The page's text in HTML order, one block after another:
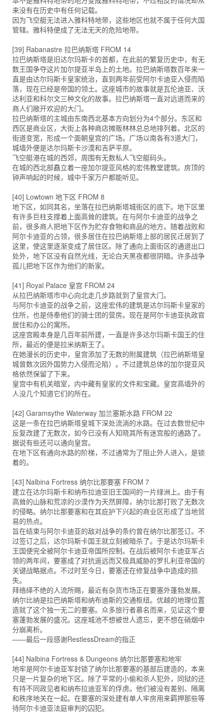
来没有在历史中有任何记载。
因为飞空艇无法进入雅科特地带，这些地区也就不属于任何大国
管辖。雅科特便成了无法无天的危险地带。
[39] Rabanastre 拉巴纳斯塔 FROM 14
拉巴纳斯塔是旧达尔玛斯卡的首都，在此前的繁复历史中，有无
数王国争夺这片加尔提亚半岛上的土地。拉巴纳斯塔数百年来一
直是由达尔玛斯卡皇家统治，直到两年前受阿尔卡迪亚入侵而陷
落，现在已经是帝国的领土。这座城市的故事就是瓦伦迪亚、沃
达利亚和科尔文三种文化的故事。拉巴纳斯塔一直对远道而来的
商人们敞开欢迎的大门。
拉巴纳斯塔的主城由东南西北基本方向划分为4个部分。东区和
西区是商业区，大街上各种商店摊贩林林总总地排列着。北区的
街道变宽，形成一个面朝皇宫的广场。广场以南各有3道大门，
城墙外便是达尔玛斯卡沙漠和吉萨平原。
飞空艇港在城的西郊，周围有无数私人飞空艇码头。
在城的西北部矗立着一座加尔提亚风格的宏伟教堂建筑。房顶的
钟声响起的时候，城中千家万户都能听见。
[40] Lowtown 地下区 FROM 8
地下区，如同其名，坐落在拉巴纳斯塔城街区的底下。地下区里
有许多巨柱支撑着上面高耸的建筑。在与阿尔卡迪亚的战争之
前，很多商人把地下区作为贮存食物和商品的地方。随着战败和
阿尔卡迪亚的占领，很多居住在拉巴纳斯塔上部的居民迁居到了
这里，使这里逐渐变成了居住区。除了通向上面街区的通道出口
处外，地下区没有自然光线，无论白天黑夜都很阴暗。许多战争
孤儿把地下区作为他们的新家。
[41] Royal Palace 皇宫 FROM 24
从拉巴纳斯塔市中心向北走几步路就到了皇宫大门。
与阿尔卡迪亚的战争之前，这座宏伟的建筑是达尔玛斯卡皇家的
住所，也是侍奉他们的骑士团的营房。现在是阿尔卡迪亚执政官
居住和办公的寓所。
这座宫殿本身是几百年前所建，一直是许多达尔玛斯卡国王的住
所，最近的便是拉米纳斯王了。
在她漫长的历史中，皇宫添加了无数的附属建筑（拉巴纳斯塔皇
城曾数次因外国势力入侵而沦陷）。不过建筑总体的加尔提亚风
格依然保留了下来。
皇宫中有机关暗室，内中藏有皇家的文件和宝藏。皇宫高墙外的
人没几个知道它们的所在。
[42] Garamsythe Waterway 加兰塞斯水路 FROM 22
这是一条在拉巴纳斯塔皇城下深处流淌的水路。在过去数世纪中
反复改建了无数次，如今已没有人知晓其所有迷宫般的通路了。
据说有些还可以通向皇宫。
在地下区有通向水路的阶梯，不过通常为了阻止外人进入，是锁
着的。
[43] Nalbina Fortress 纳尔比那要塞 FROM 7
建立在达尔玛斯卡和纳布拉迪亚旧王国间的一片绿洲上。由于有
高耸的山脉和荒凉的沙漠作为天然屏障，纳尔比那打败了无数次
的侵略。纳尔比那要塞和在其庇护下兴起的商业区形成了当地贸
易的热点。
旨在结束与阿尔卡迪亚的敌对战争的条约曾在纳尔比那签订。不
过签订之后，达尔玛斯卡国王就立刻被暗杀了。于是达尔玛斯卡
王国便完全被阿尔卡迪亚帝国所控制。在战后被阿尔卡迪亚军占
领的两年间，要塞成了对抗遥远而又极具威胁的罗扎利亚帝国的
关键战略据点。不过时至今日，要塞还在修复战争中造成的损
失。
拜络绎不绝的人流所赐，最近有杂货市场正在要塞外蓬勃发展。
纳尔比纳是拉巴纳斯塔和纳布迪斯的交通枢纽。优越的地理位置
造就了这个独一无二的要塞。众多旅行者慕名而来，见证这个要
塞蓬勃发展的盛况。这座城池不想被世人遗忘，更不想在硝烟中
分崩离析。
——最后一段感谢RestlessDream的指正
[44] Nalbina Fortress & Dungeons 纳尔比那要塞和地牢
地牢是阿尔卡迪亚军封锁了纳尔比那要塞的基部后建造的，本来
只是一片复杂的地下区。除了平常的小偷和杀人犯外，同狱的还
有持不同政见者和纳布拉迪亚军的俘虏。他们被没有差别、隔离
和秩序地关在一起。在要塞的深处建有单人牢房用来羁押那些等
待阿尔卡迪亚法庭审判的囚犯。